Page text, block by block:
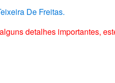
De Freitas.
detalhes importantes,